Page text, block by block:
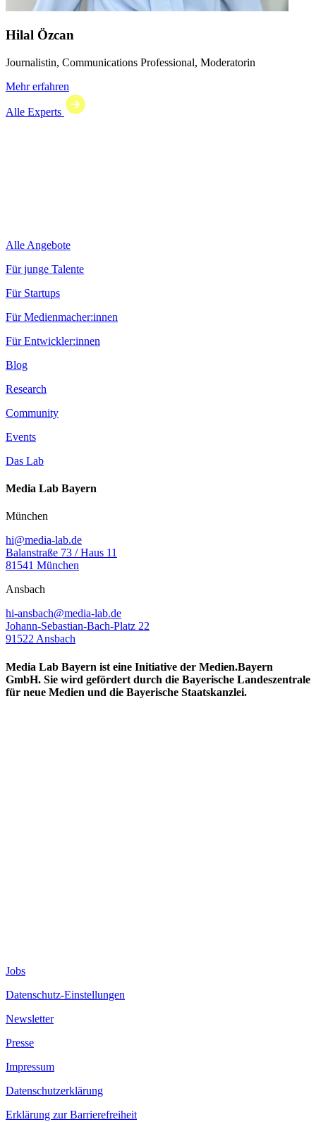
Hilal Özcan
Journalistin, Communications Professional, Moderatorin
Mehr erfahren
Alle Experts
Alle Angebote
Für junge Talente
Für Startups
Für Medienmacher:innen
Für Entwickler:innen
Blog
Research
Community
Events
Das Lab
Media Lab Bayern
München
hi@media-lab.de
Balanstraße 73 / Haus 11
81541 München
Ansbach
hi-ansbach@media-lab.de
Johann-Sebastian-Bach-Platz 22
91522 Ansbach
Media Lab Bayern ist eine Initiative der Medien.Bayern
GmbH. Sie wird gefördert durch die Bayerische Landeszentrale
für neue Medien und die Bayerische Staatskanzlei.
Jobs
Datenschutz-Einstellungen
Newsletter
Presse
Impressum
Datenschutzerklärung
Erklärung zur Barrierefreiheit